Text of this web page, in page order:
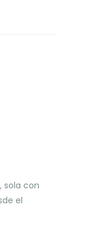
sola con
el